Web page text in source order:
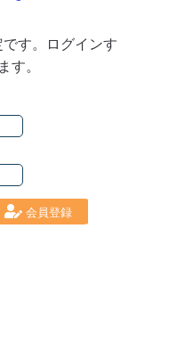
す。ログインす
す。
会員登録